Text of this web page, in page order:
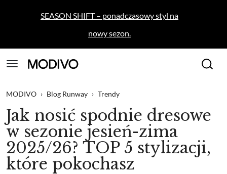
SEASON SHIFT – ponadczasowy styl na
nowy sezon.
MODIVO › Blog Runway › Trendy
Jak nosić spodnie dresowe
w sezonie jesień-zima
2025/26? TOP 5 stylizacji,
które pokochasz